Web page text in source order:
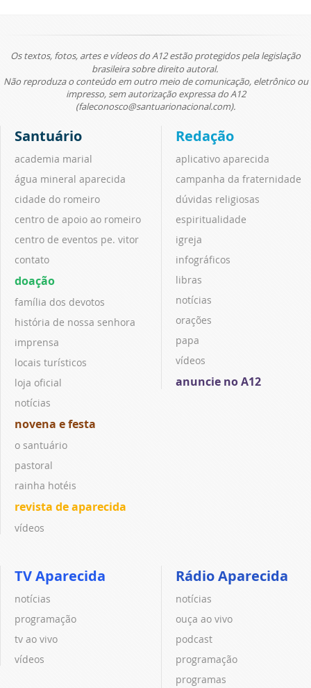
Os textos, fotos, artes e vídeos do A12 estão protegidos pela legislação
brasileira sobre direito autoral.
Não reproduza o conteúdo em outro meio de comunicação, eletrônico ou
impresso, sem autorização expressa do A12
(faleconosco@santuarionacional.com).
Santuário
academia marial
água mineral aparecida
cidade do romeiro
centro de apoio ao romeiro
centro de eventos pe. vitor
contato
doação
família dos devotos
história de nossa senhora
imprensa
locais turísticos
loja oficial
notícias
novena e festa
o santuário
pastoral
rainha hotéis
revista de aparecida
vídeos
Redação
aplicativo aparecida
campanha da fraternidade
dúvidas religiosas
espiritualidade
igreja
infográficos
libras
notícias
orações
papa
vídeos
anuncie no A12
TV Aparecida
notícias
programação
tv ao vivo
vídeos
Rádio Aparecida
notícias
ouça ao vivo
podcast
programação
programas